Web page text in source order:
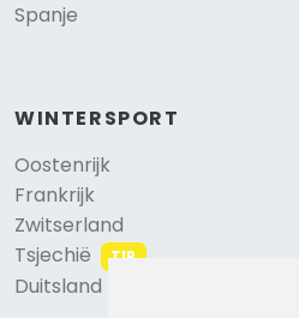
Spanje
WINTERSPORT
Oostenrijk
Frankrijk
Zwitserland
Tsjechië
TIP
Duitsland